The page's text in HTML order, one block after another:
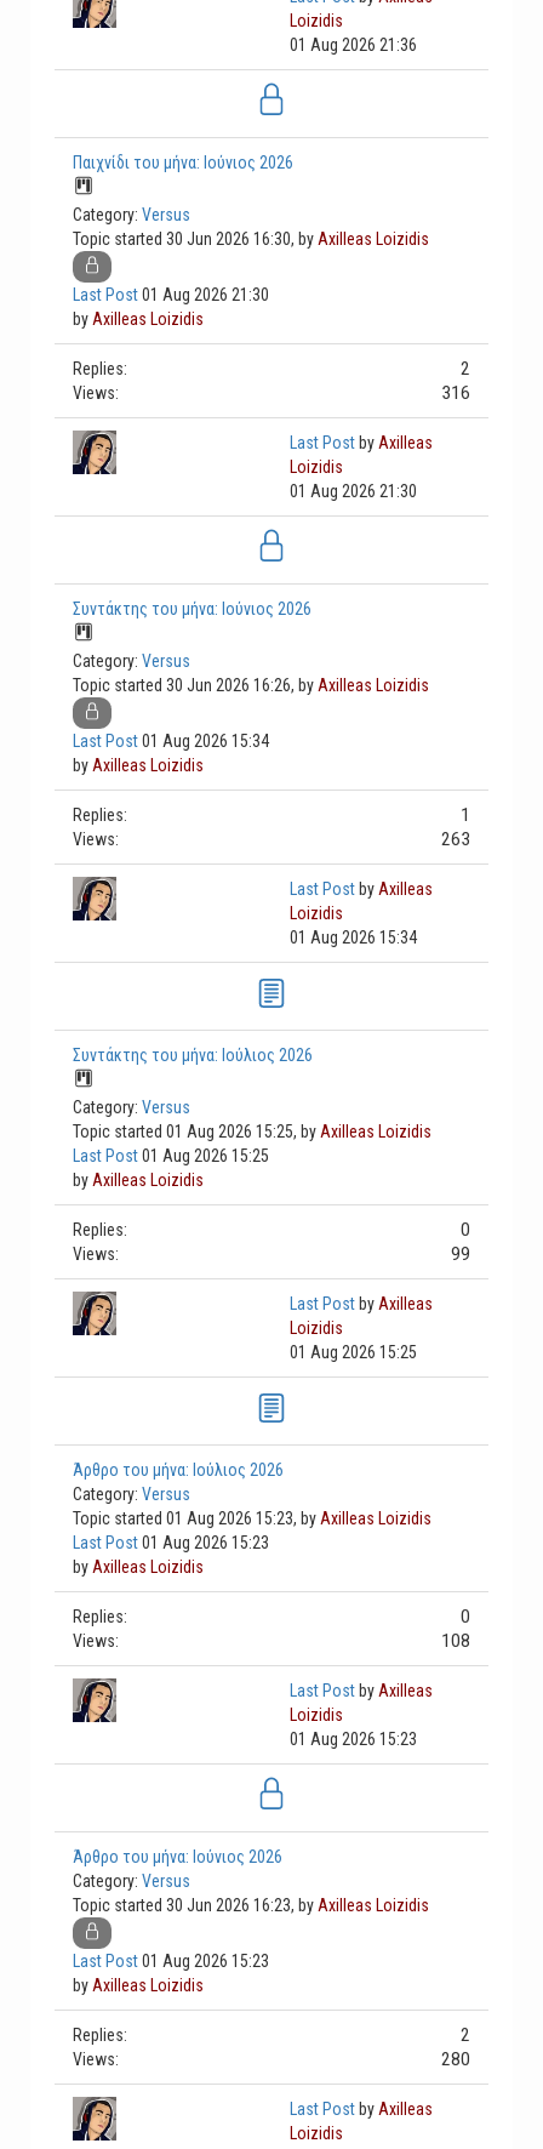
Loizidis
01 Aug 2026 21:36
Παιχνίδι του μήνα: Ιούνιος 2026
Category: Versus
Topic started 30 Jun 2026 16:30, by Axilleas Loizidis
Last Post01 Aug 2026 21:30
by Axilleas Loizidis
Replies: 2
Views: 316
Last Post by Axilleas
Loizidis
01 Aug 2026 21:30
Συντάκτης του μήνα: Ιούνιος 2026
Category: Versus
Topic started 30 Jun 2026 16:26, by Axilleas Loizidis
Last Post01 Aug 2026 15:34
by Axilleas Loizidis
Replies: 1
Views: 263
Last Post by Axilleas
Loizidis
01 Aug 2026 15:34
Συντάκτης του μήνα: Ιούλιος 2026
Category: Versus
Topic started 01 Aug 2026 15:25, by Axilleas Loizidis
Last Post01 Aug 2026 15:25
by Axilleas Loizidis
Replies: 0
Views: 99
Last Post by Axilleas
Loizidis
01 Aug 2026 15:25
Άρθρο του μήνα: Ιούλιος 2026
Category: Versus
Topic started 01 Aug 2026 15:23, by Axilleas Loizidis
Last Post01 Aug 2026 15:23
by Axilleas Loizidis
Replies: 0
Views: 108
Last Post by Axilleas
Loizidis
01 Aug 2026 15:23
Άρθρο του μήνα: Ιούνιος 2026
Category: Versus
Topic started 30 Jun 2026 16:23, by Axilleas Loizidis
Last Post01 Aug 2026 15:23
by Axilleas Loizidis
Replies: 2
Views: 280
Last Post by Axilleas
Loizidis